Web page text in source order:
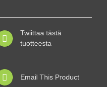
Twiittaa tästä
tuotteesta
Email This Product